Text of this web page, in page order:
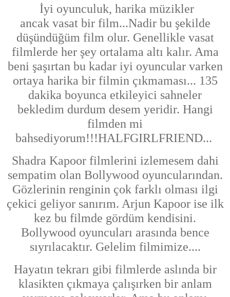
İyi oyunculuk, harika müzikler
ancak vasat bir film...Nadir bu şekilde
düşündüğüm film olur. Genellikle vasat
filmlerde her şey ortalama altı kalır. Ama
beni şaşırtan bu kadar iyi oyuncular varken
ortaya harika bir filmin çıkmaması... 135
dakika boyunca etkileyici sahneler
bekledim durdum desem yeridir. Hangi
filmden mi
bahsediyorum!!!HALFGIRLFRIEND...
Shadra Kapoor filmlerini izlemesem dahi
sempatim olan Bollywood oyuncularından.
Gözlerinin renginin çok farklı olması ilgi
çekici geliyor sanırım. Arjun Kapoor ise ilk
kez bu filmde gördüm kendisini.
Bollywood oyuncuları arasında bence
sıyrılacaktır. Gelelim filmimize....
Hayatın tekrarı gibi filmlerde aslında bir
klasikten çıkmaya çalışırken bir anlam